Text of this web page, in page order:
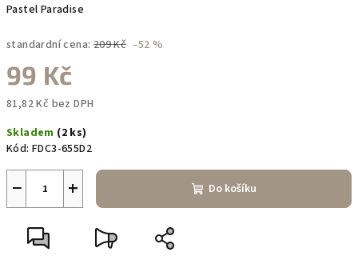
Pastel Paradise
standardní cena: 209 Kč –52 %
99 Kč
81,82 Kč bez DPH
cena:
Skladem (2 ks)
Kód: FDC3-655D2
+
− Do košíku